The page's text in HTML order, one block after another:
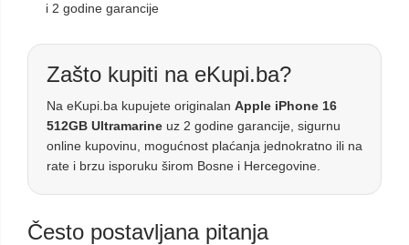
i 2 godine garancije
Zašto kupiti na eKupi.ba?
Na eKupi.ba kupujete originalan Apple iPhone 16
512GB Ultramarine uz 2 godine garancije, sigurnu
online kupovinu, mogućnost plaćanja jednokratno ili na
rate i brzu isporuku širom Bosne i Hercegovine.
Često postavljana pitanja